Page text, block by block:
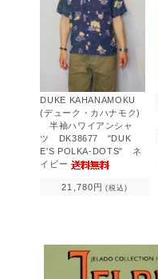
DUKE KAHANAMOKU
(デューク・カハナモク)
半袖ハワイアンシャ
ツ DK38677 "DUK
E'S POLKA-DOTS" ネ
イビー
21,780円 (税込)